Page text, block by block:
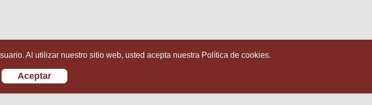
Al utilizar nuestro sitio web, usted acepta nuestra Política de cookies.
Aceptar